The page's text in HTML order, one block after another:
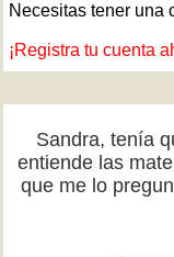
Necesitas tener una
¡Registra tu cuenta
Sandra, tenía
entiende las
que me lo